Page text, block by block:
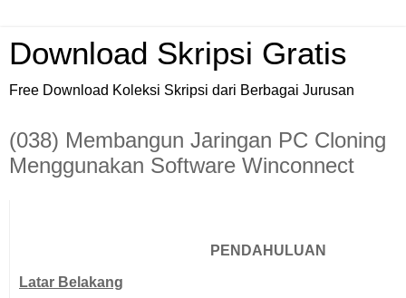
Download Skripsi Gratis
Free Download Koleksi Skripsi dari Berbagai Jurusan
(038) Membangun Jaringan PC Cloning
Menggunakan Software Winconnect
PENDAHULUAN
Latar Belakang